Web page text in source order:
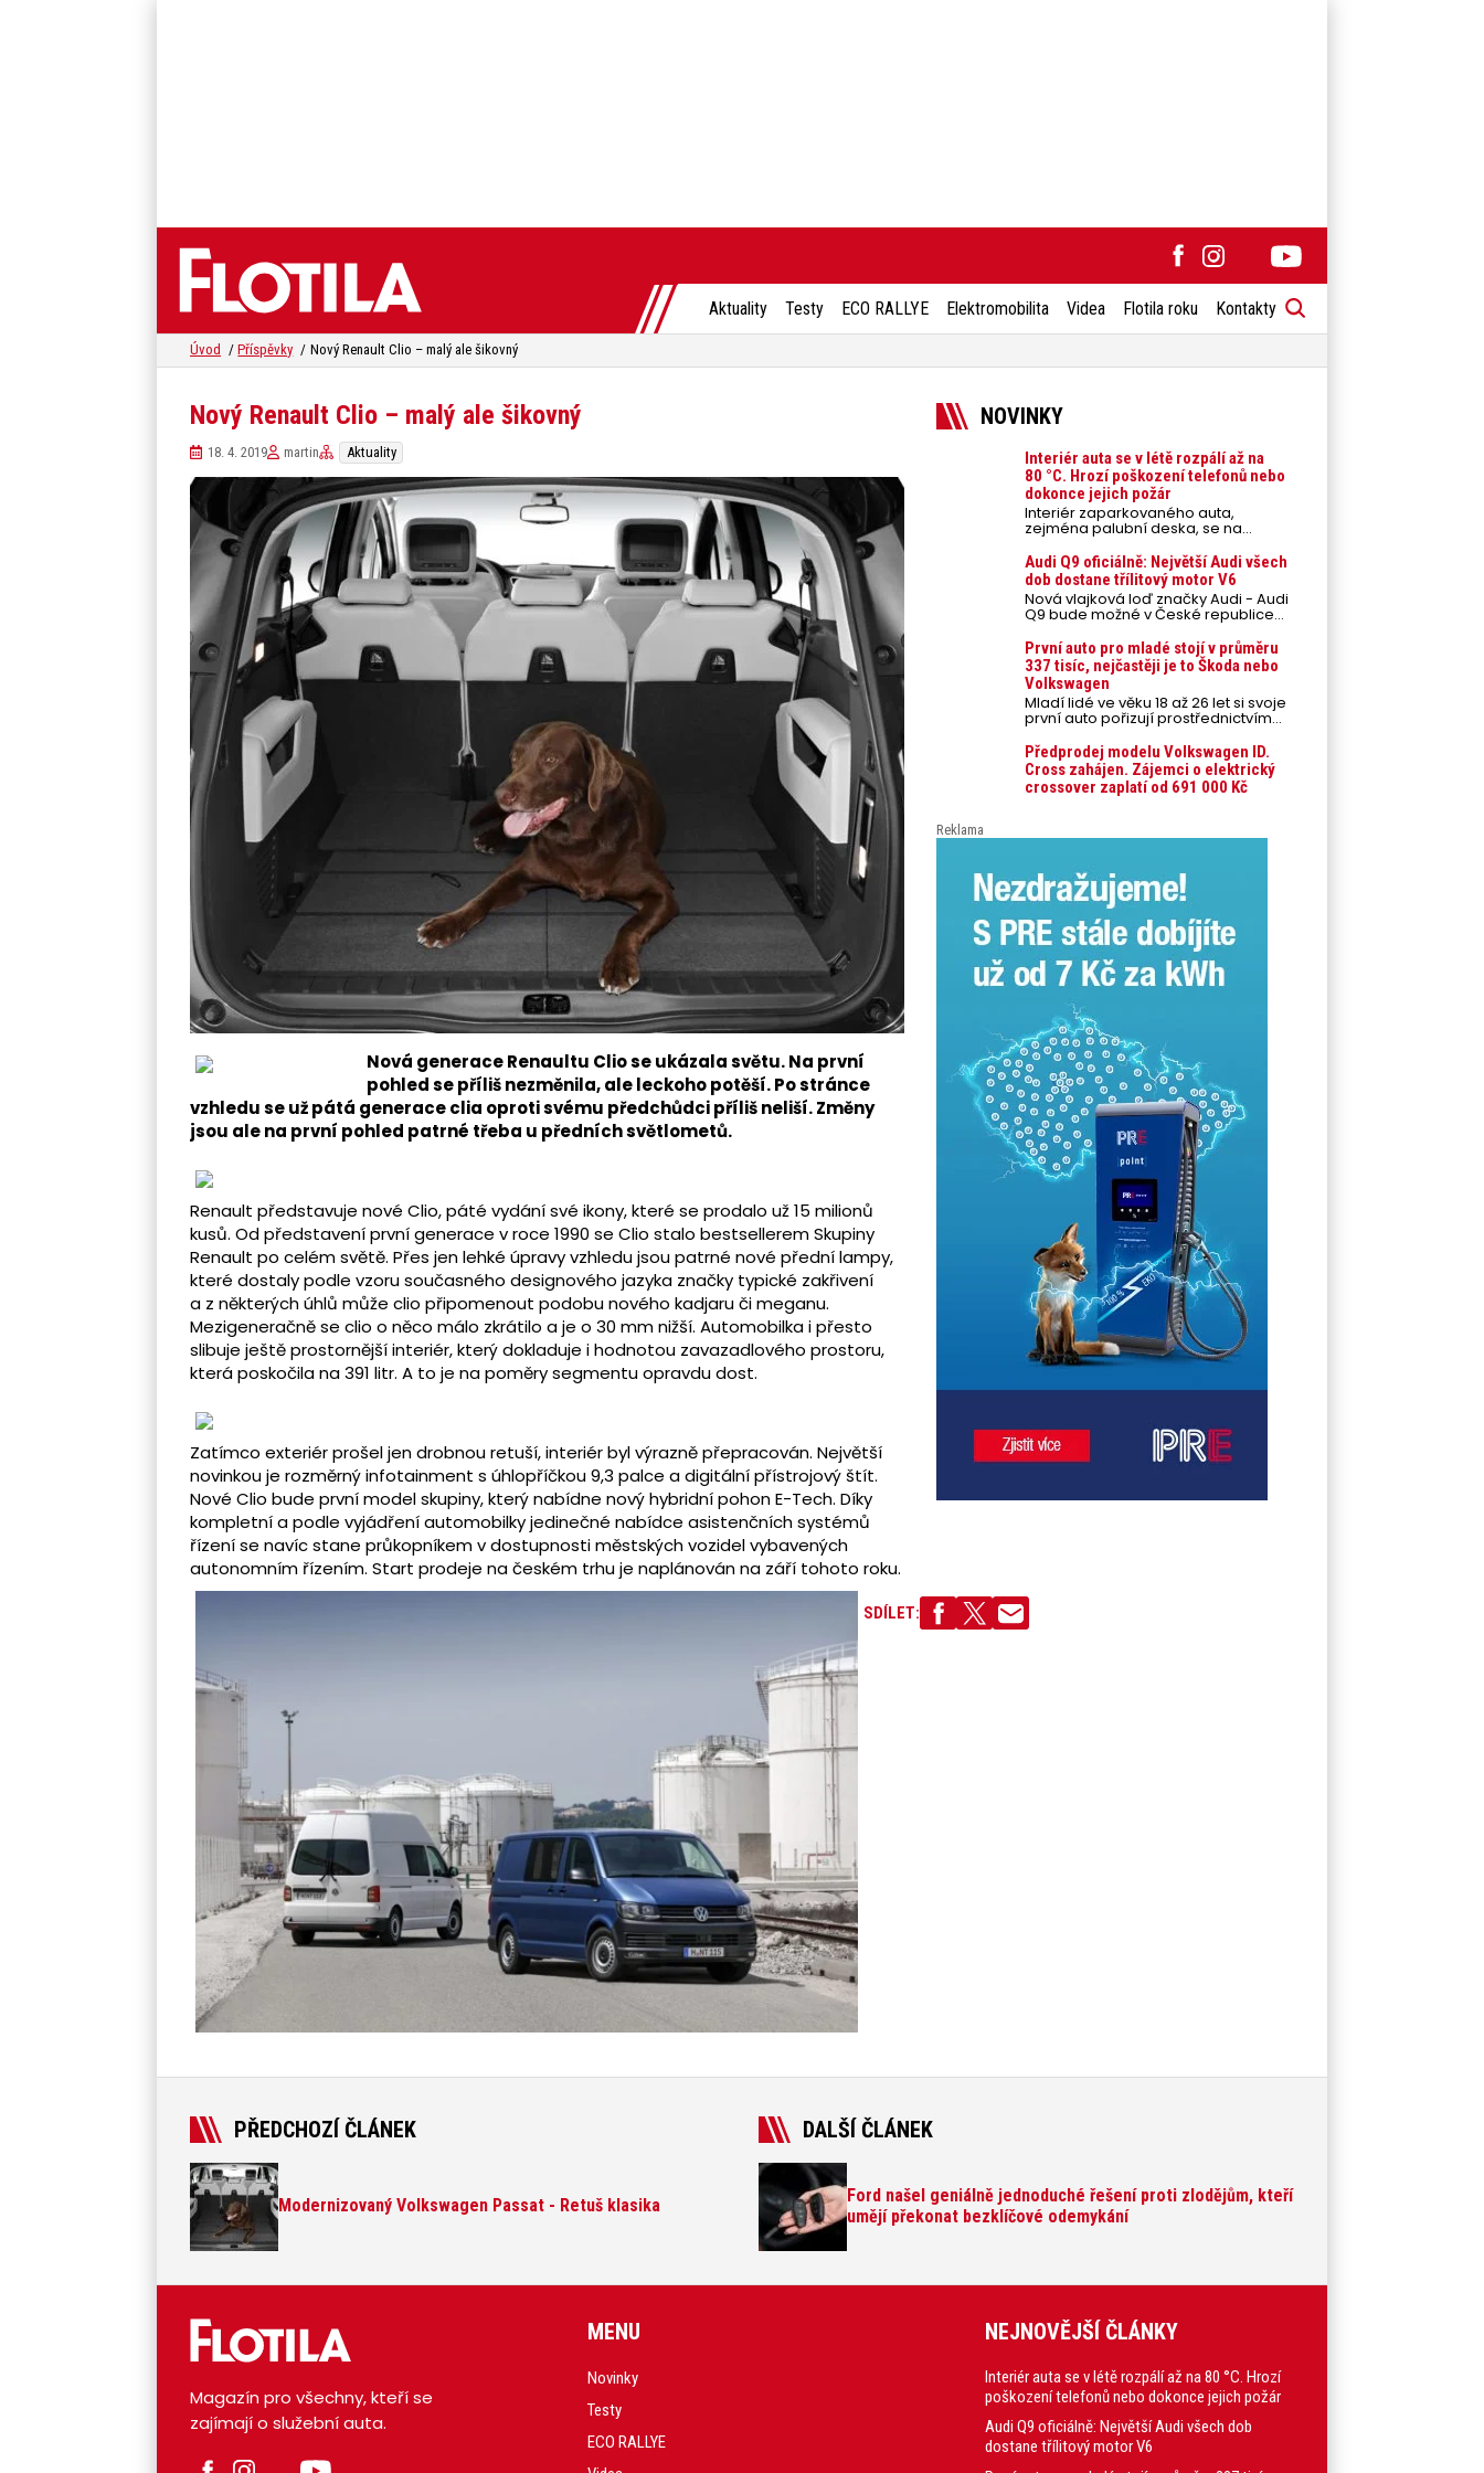
Aktuality Testy ECO RALLYE Elektromobilita Videa Flotila roku Kontakty
Úvod Příspěvky Nový Renault Clio – malý ale šikovný
Nový Renault Clio – malý ale šikovný
18. 4. 2019 martin Aktuality
Nová generace Renaultu Clio se ukázala světu. Na první
pohled se příliš nezměnila, ale leckoho potěší. Po stránce
vzhledu se už pátá generace clia oproti svému předchůdci příliš neliší. Změny
jsou ale na první pohled patrné třeba u předních světlometů.
Renault představuje nové Clio, páté vydání své ikony, které se prodalo už 15 milionů
kusů. Od představení první generace v roce 1990 se Clio stalo bestsellerem Skupiny
Renault po celém světě. Přes jen lehké úpravy vzhledu jsou patrné nové přední lampy,
které dostaly podle vzoru současného designového jazyka značky typické zakřivení
a z některých úhlů může clio připomenout podobu nového kadjaru či meganu.
Mezigeneračně se clio o něco málo zkrátilo a je o 30 mm nižší. Automobilka i přesto
slibuje ještě prostornější interiér, který dokladuje i hodnotou zavazadlového prostoru,
která poskočila na 391 litr. A to je na poměry segmentu opravdu dost.
Zatímco exteriér prošel jen drobnou retuší, interiér byl výrazně přepracován. Největší
novinkou je rozměrný infotainment s úhlopříčkou 9,3 palce a digitální přístrojový štít.
Nové Clio bude první model skupiny, který nabídne nový hybridní pohon E-Tech. Díky
kompletní a podle vyjádření automobilky jedinečné nabídce asistenčních systémů
řízení se navíc stane průkopníkem v dostupnosti městských vozidel vybavených
autonomním řízením. Start prodeje na českém trhu je naplánován na září tohoto roku.
SDÍLET:
NOVINKY
Interiér auta se v létě rozpálí až na
80 °C. Hrozí poškození telefonů nebo
dokonce jejich požár
Interiér zaparkovaného auta,
zejména palubní deska, se na
přímém slunci může během letních
veder rozpálit až na 80 °C. Takové
teploty představují nebezpečí pro
odložené mobilní telefony,
powerbanky nebo notebooky. Můžou
urychlit stárnutí baterií, poškodit
případech i zvýšit riziko požáru.
Audi Q9 oficiálně: Největší Audi všech
dob dostane třílitový motor V6
Nová vlajková loď značky Audi - Audi
Q9 bude možné v České republice
objednávat od prvního srpnového
týdne 2026, kde budou oznámeny
také české ceny.
První auto pro mladé stojí v průměru
337 tisíc, nejčastěji je to Škoda nebo
Volkswagen
Mladí lidé ve věku 18 až 26 let si svoje
první auto pořizují prostřednictvím
úvěrového financování jako ojeté. Je
to tak u 93,3 % lidí, jen 6,7 % si pořídí
nové auto. Průměrná pořizovací
cena vozu dosahuje 337 tisíc korun a
průměrná financovaná částka
posledních 10 let (2016–2026).
Předprodej modelu Volkswagen ID.
Cross zahájen. Zájemci o elektrický
crossover zaplatí od 691 000 Kč
Reklama
PŘEDCHOZÍ ČLÁNEK
Modernizovaný Volkswagen Passat - Retuš klasika
DALŠÍ ČLÁNEK
Ford našel geniálně jednoduché řešení proti zlodějům, kteří
umějí překonat bezklíčové odemykání
Magazín pro všechny, kteří se
zajímají o služební auta.
MENU
Novinky
Testy
ECO RALLYE
NEJNOVĚJŠÍ ČLÁNKY
Interiér auta se v létě rozpálí až na 80 °C. Hrozí
poškození telefonů nebo dokonce jejich požár
Audi Q9 oficiálně: Největší Audi všech dob
dostane třílitový motor V6